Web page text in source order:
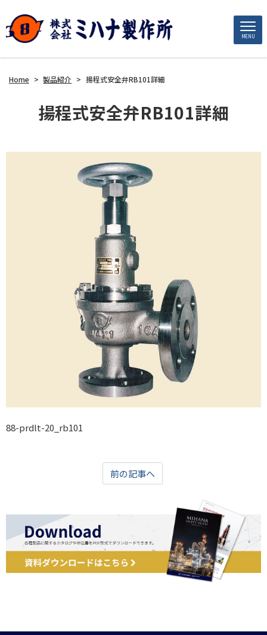
MENU
Home > 製品紹介 > 揚程式安全弁RB101詳細
揚程式安全弁RB101詳細
88-prdlt-20_rb101
前の記事へ